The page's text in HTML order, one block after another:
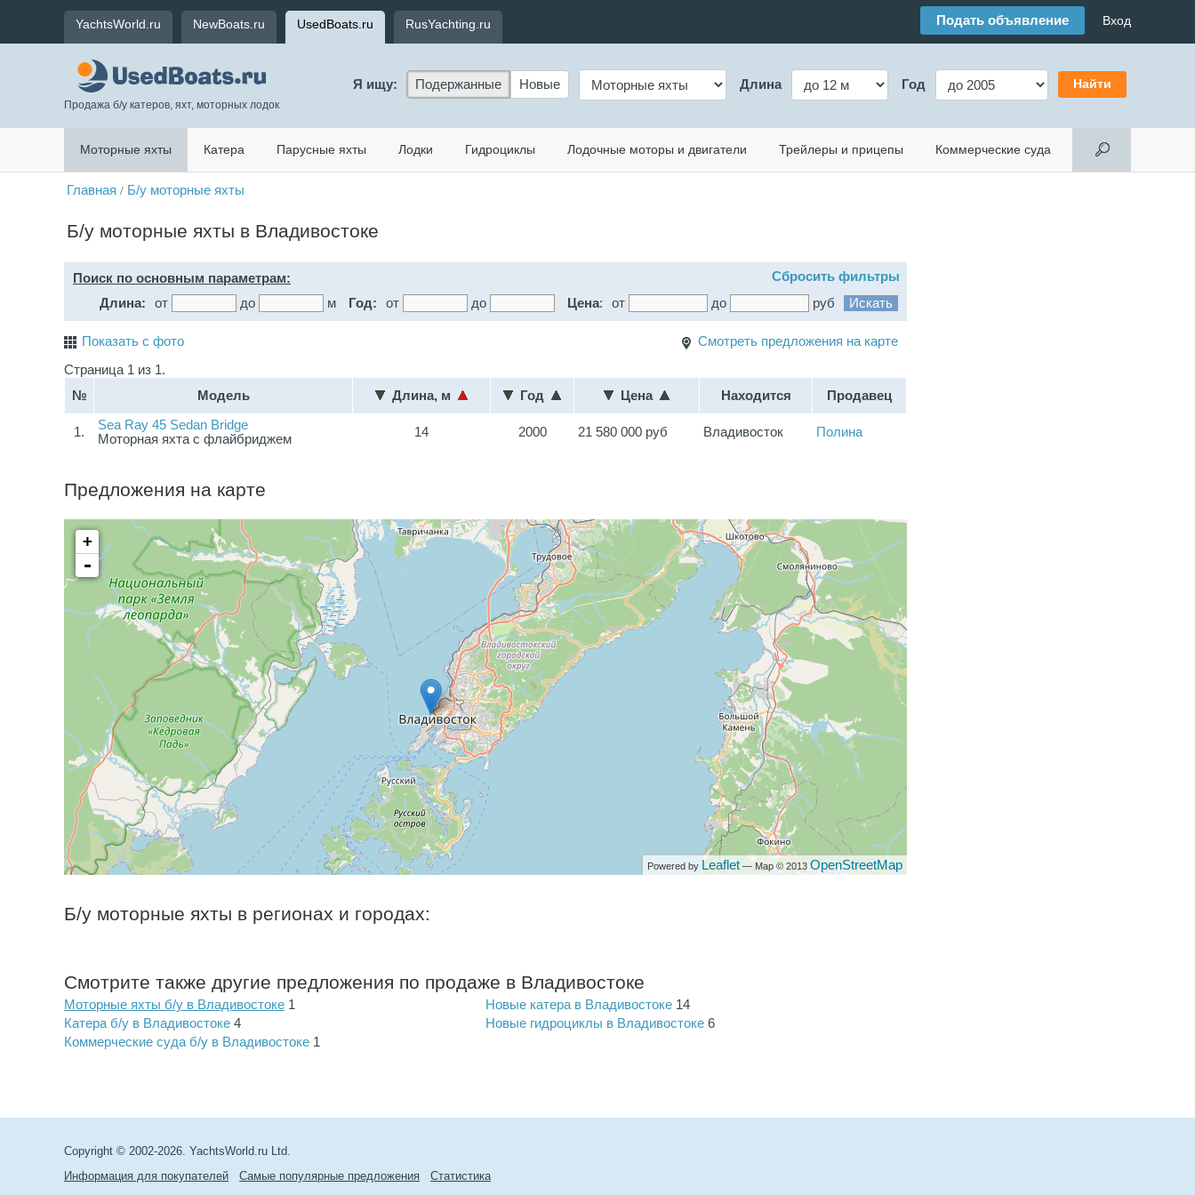
YachtsWorld.ru NewBoats.ru UsedBoats.ru RusYachting.ru Подать объявление Вход
Продажа б/у катеров, яхт, моторных лодок
Я ищу: Подержанные Новые Длина Год
Моторные яхты Катера Парусные яхты Лодки Гидроциклы Лодочные моторы и двигатели Трейлеры и прицепы Коммерческие суда
Главная / Б/у моторные яхты
Б/у моторные яхты в Владивостоке
Поиск по основным параметрам:
Длина:
от до м Год: от до Цена: от до руб
Сбросить фильтры
Показать с фото
Смотреть предложения на карте
Страница 1 из 1.
№
Модель Длина, м Год Цена Находится Продавец
1.
Sea Ray 45 Sedan Bridge
Моторная яхта с флайбриджем
14 2000 21 580 000 руб Владивосток Полина
Предложения на карте
+
-
Powered by Leaflet — Map © 2013OpenStreetMap
Б/у моторные яхты в регионах и городах:
Смотрите также другие предложения по продаже в Владивостоке
Моторные яхты б/у в Владивостоке 1
Катера б/у в Владивостоке 4
Коммерческие суда б/у в Владивостоке 1
Новые катера в Владивостоке 14
Новые гидроциклы в Владивостоке 6
Copyright © 2002-2026. YachtsWorld.ru Ltd.
Информация для покупателей
Самые популярные предложения Cтатиcтика